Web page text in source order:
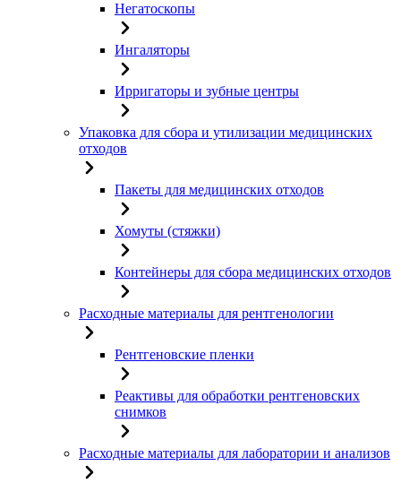
Негатоскопы
Ингаляторы
Ирригаторы и зубные центры
Упаковка для сбора и утилизации медицинских
отходов
Пакеты для медицинских отходов
Хомуты (стяжки)
Контейнеры для сбора медицинских отходов
Расходные материалы для рентгенологии
Рентгеновские пленки
Реактивы для обработки рентгеновских
снимков
Расходные материалы для лаборатории и анализов